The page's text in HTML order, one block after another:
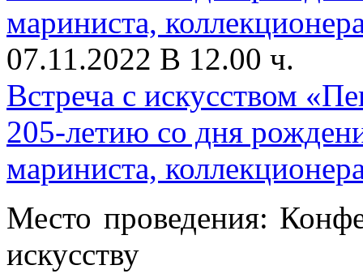
07.11.2022 В 12.00 ч.
Встреча с искусством
205-летию со дня
мариниста,
Место проведения:
искусству